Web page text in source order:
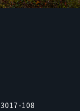
108